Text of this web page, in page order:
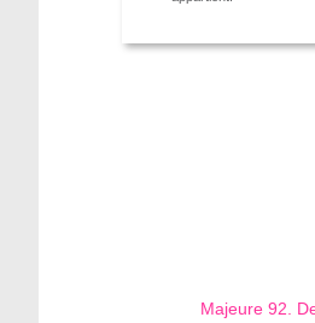
Majeure 92.